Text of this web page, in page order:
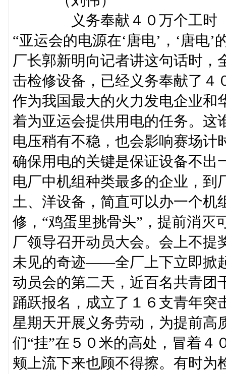
义务奉献４０万个工时
“亚运会的电源在‘唐电’，‘唐电
厂长郭新明向记者讲这句话时，
击检修设备，已经义务奉献了４
作为我国最大的火力发电企业和
着为亚运会提供用电的任务。
电压稍有不稳，也会影响赛场
确保用电的关键是保证设备不出
电厂中机组种类最多的企业，到
土、洋设备，简直可以办一个机
修，“鸡蛋里挑骨头”，提前消灭
厂领导召开动员大会。会上不提
未见的奇迹——全厂上下立即掀
动员会的第二天，近百名共青团
踊跃报名，成立了１６支青年突
星期天开展义务劳动，为提前高
们“挂”在５０米的高处，冒着４
颊上流下来也顾不得擦。有时为